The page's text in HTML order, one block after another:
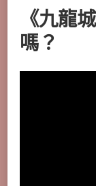
《九龍
嗎？